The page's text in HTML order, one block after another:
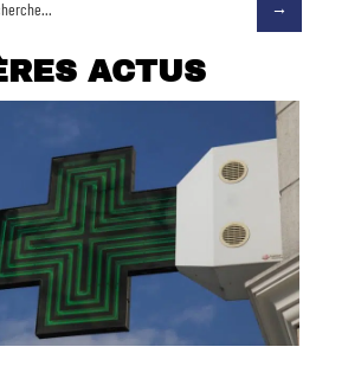
ACTUS